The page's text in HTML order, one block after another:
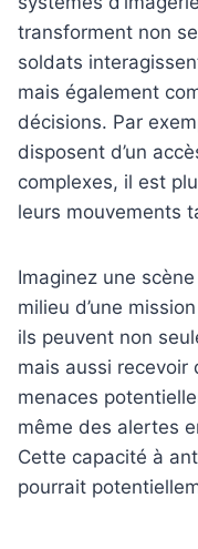
transforment non
soldats
mais également
décisions. Par
disposent d’un
complexes, il est
leurs mouvements
Imaginez une
milieu d’une
ils peuvent non
mais aussi recevoir
menaces
même des alertes
Cette capacité à
pourrait